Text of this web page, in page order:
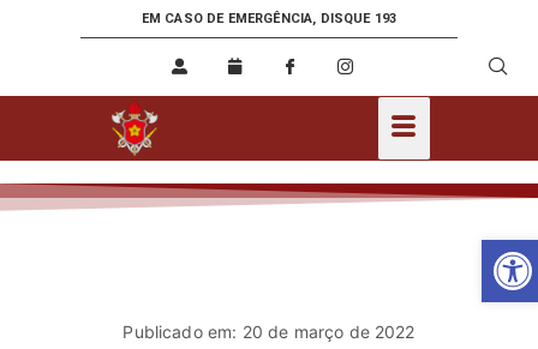
EM CASO DE EMERGÊNCIA, DISQUE 193
Publicado em: 20 de março de 2022